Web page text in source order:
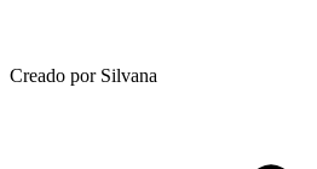
Creado por Silvana